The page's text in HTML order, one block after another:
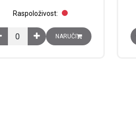
Raspoloživost:
Ormar zidni AE, 300x300x210 mm, s
NARUČI